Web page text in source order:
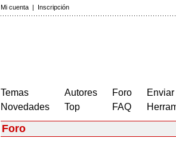
Mi cuenta | Inscripción
Temas
Novedades
Autores
Top
Foro
FAQ
Foro